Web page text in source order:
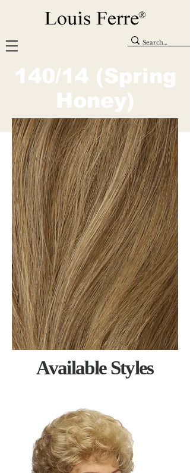
140/14 (Spring
Honey)
Available Styles